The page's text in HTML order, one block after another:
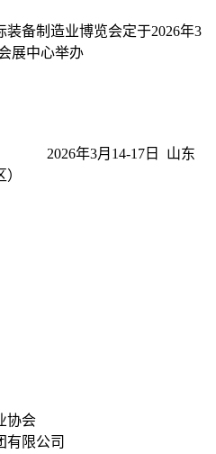
装备制造业博览会定于2026年3
展中心举办
17日 山东
协会
有限公司